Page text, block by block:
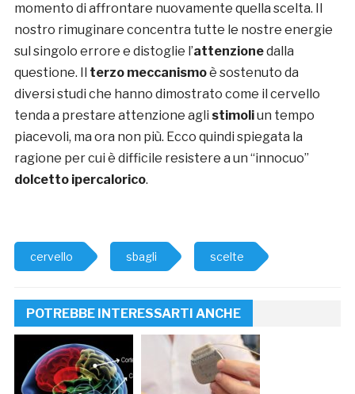
momento di affrontare nuovamente quella scelta. Il
nostro rimuginare concentra tutte le nostre energie
sul singolo errore e distoglie l’attenzionedalla
questione. Il terzo meccanismoè sostenuto da
diversi studi che hanno dimostrato come il cervello
tenda a prestare attenzione agli stimoliun tempo
piacevoli, ma ora non più. Ecco quindi spiegata la
ragione per cui è difficile resistere a un “innocuo”
dolcetto ipercalorico.
cervello sbagli scelte
POTREBBE INTERESSARTI ANCHE